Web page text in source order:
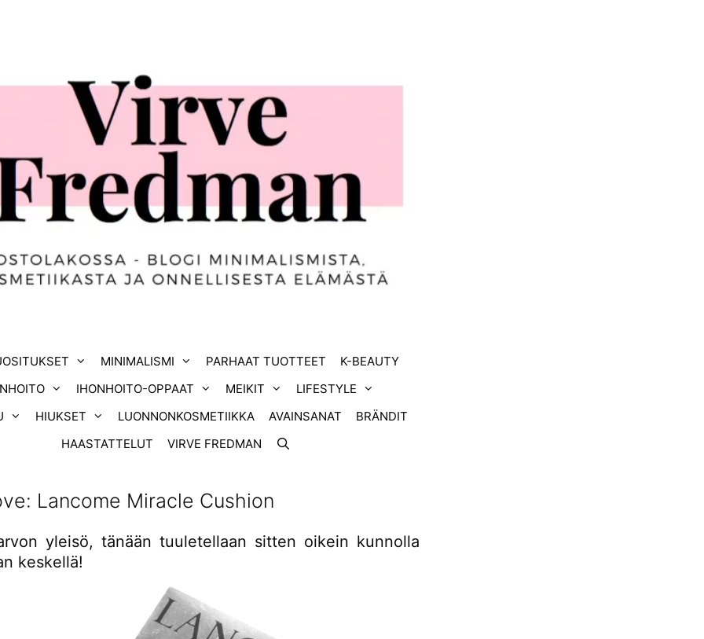
MINIMALISMI PARHAAT TUOTTEET
K-BEAUTY
IHONHOITO-OPPAAT MEIKIT
LIFESTYLE
HIUKSET LUONNONKOSMETIIKKA AVAINSANAT
BRÄNDIT
HAASTATTELUT
VIRVE FREDMAN
Lancome Miracle Cushion
yleisö, tänään tuuletellaan sitten oikein kunnolla
keskellä!